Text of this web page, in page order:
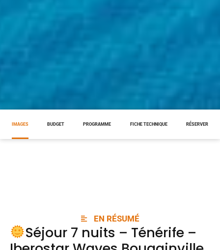
IMAGES BUDGET PROGRAMME FICHE TECHNIQUE RÉSERVER
EN RÉSUMÉ
Séjour 7 nuits – Ténérife –